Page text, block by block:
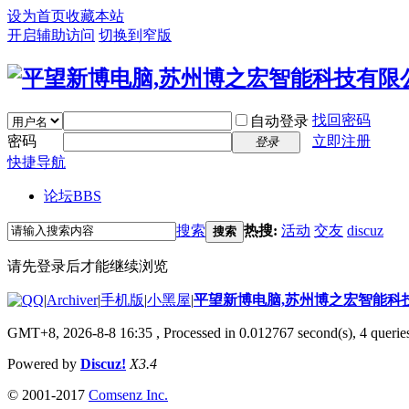
设为首页收藏本站
开启辅助访问 切换到窄版
自动登录 找回密码
密码
登录
立即注册
快捷导航
论坛BBS
搜索 搜索 热搜: 活动 交友 discuz
请先登录后才能继续浏览
|Archiver|手机版|小黑屋|平望新博电脑,苏州博之宏智能科
GMT+8, 2026-8-8 16:35 , Processed in 0.012767 second(s), 4
Powered by Discuz! X3.4
© 2001-2017 Comsenz Inc.